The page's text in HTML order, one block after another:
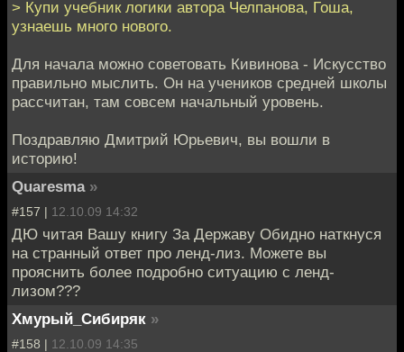
> Купи учебник логики автора Челпанова, Гоша,
узнаешь много нового.
Для начала можно советовать Кивинова - Искусство
правильно мыслить. Он на учеников средней школы
рассчитан, там совсем начальный уровень.
Поздравляю Дмитрий Юрьевич, вы вошли в
историю!
Quaresma »
#157 | 12.10.09 14:32
ДЮ читая Вашу книгу За Державу Обидно наткнуся
на странный ответ про ленд-лиз. Можете вы
прояснить более подробно ситуацию с ленд-
лизом???
Хмурый_Сибиряк »
#158 | 12.10.09 14:35